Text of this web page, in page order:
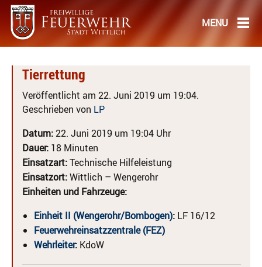
Tierrettung
Veröffentlicht am 22. Juni 2019 um 19:04.
Geschrieben von LP
Datum:22. Juni 2019 um 19:04 Uhr
Dauer: 18 Minuten
Einsatzart:Technische Hilfeleistung
Einsatzort:Wittlich – Wengerohr
Einheiten und Fahrzeuge:
Einheit II (Wengerohr/Bombogen): LF 16/12
Feuerwehreinsatzzentrale (FEZ)
Wehrleiter: KdoW